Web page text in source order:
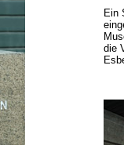
Ein
die